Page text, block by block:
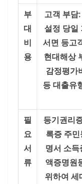
부
대
비
용
고객 부담
설정 당일
서면 등고
현대해상
감정평가
등 대출유
필
요
서
류
등기권리
록증 주
명서 소득
액증명원
위하여 세